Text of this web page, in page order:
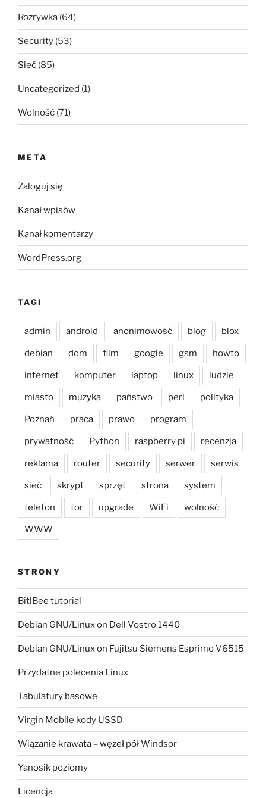
Rozrywka (64)
Security (53)
Sieć (85)
Uncategorized (1)
Wolność (71)
META
Zaloguj się
Kanał wpisów
Kanał komentarzy
WordPress.org
TAGI
admin android anonimowość blog blox
debian dom film google gsm howto
internet komputer laptop linux ludzie
miasto muzyka państwo perl polityka
Poznań praca prawo program
prywatność Python raspberry pi recenzja
reklama router security serwer serwis
sieć skrypt sprzęt strona system
telefon tor upgrade WiFi wolność
WWW
STRONY
BitlBee tutorial
Debian GNU/Linux on Dell Vostro 1440
Debian GNU/Linux on Fujitsu Siemens Esprimo V6515
Przydatne polecenia Linux
Tabulatury basowe
Virgin Mobile kody USSD
Wiązanie krawata – węzeł pół Windsor
Yanosik poziomy
Licencja